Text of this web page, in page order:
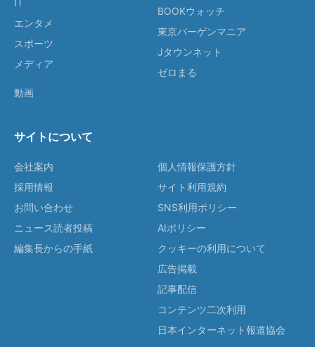
IT
エンタメ
スポーツ
メディア
動画
BOOKウォッチ
東京バーゲンマニア
Jタウンネット
ゼロまる
サイトについて
会社案内
採用情報
お問い合わせ
ニュース読者投稿
編集長からの手紙
個人情報保護方針
サイト利用規約
SNS利用ポリシー
AIポリシー
クッキーの利用について
広告掲載
記事配信
コンテンツ二次利用
日本インターネット報道協会